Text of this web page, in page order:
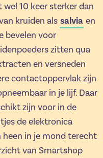
10 keer sterker dan
kruiden als salvia en
bevelen voor
zitten qua
en versneden
contactoppervlak zijn
in je lijf. Daar
zijn voor in de
de elektronica
heen in je mond terecht
van Smartshop